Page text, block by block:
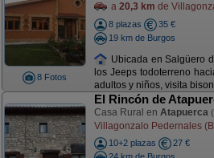
8 Fotos
a 20,3 km de
8 plazas
35 €
19 km de Burgos
Ubicada en Salgüero
los Jeeps todoterreno
adultos y niños, visita
El Rincón de
Casa Rural en Atapuerca
Villagonzalo Pedernales
10+2 plazas
27 €